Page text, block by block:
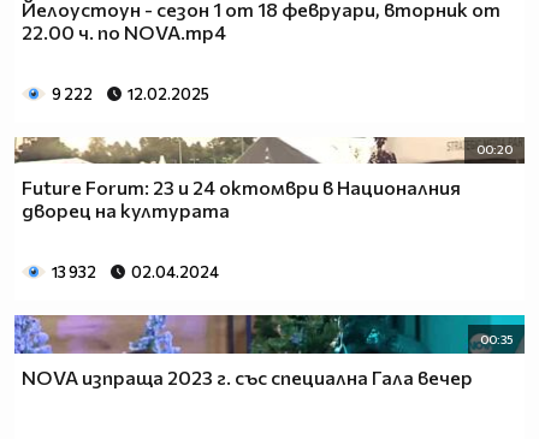
Йелоустоун - сезон 1 от 18 февруари, вторник от
22.00 ч. по NOVA.mp4
9 222 12.02.2025
00:20
Future Forum: 23 и 24 октомври в Националния
дворец на културата
13 932 02.04.2024
00:35
NOVA изпраща 2023 г. със специална Гала вечер